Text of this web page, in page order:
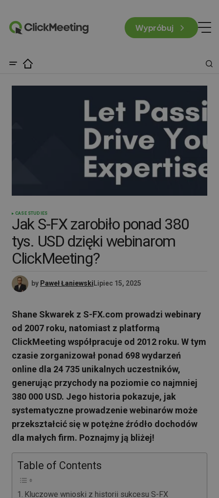
Wypróbuj
CASE STUDIES
Jak S-FX zarobiło ponad 380
tys. USD dzięki webinarom
ClickMeeting?
by Paweł Łaniewski Lipiec 15, 2025
Shane Skwarek z S-FX.com prowadzi webinary
od 2007 roku, natomiast z platformą
ClickMeeting współpracuje od 2012 roku. W tym
czasie zorganizował ponad 698 wydarzeń
online dla 24 735 unikalnych uczestników,
generując przychody na poziomie co najmniej
380 000 USD. Jego historia pokazuje, jak
systematyczne prowadzenie webinarów może
przekształcić się w potężne źródło dochodów
dla małych firm. Poznajmy ją bliżej!
Table of Contents
Kluczowe wnioski z historii sukcesu S-FX